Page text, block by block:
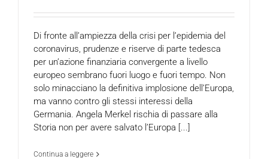
Di fronte all’ampiezza della crisi per l’epidemia del
coronavirus, prudenze e riserve di parte tedesca
per un’azione finanziaria convergente a livello
europeo sembrano fuori luogo e fuori tempo. Non
solo minacciano la definitiva implosione dell’Europa,
ma vanno contro gli stessi interessi della
Germania. Angela Merkel rischia di passare alla
Storia non per avere salvato l’Europa [...]
Continua a leggere